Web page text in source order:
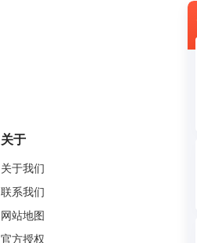
关于
关于我们
联系我们
网站地图
官方授权